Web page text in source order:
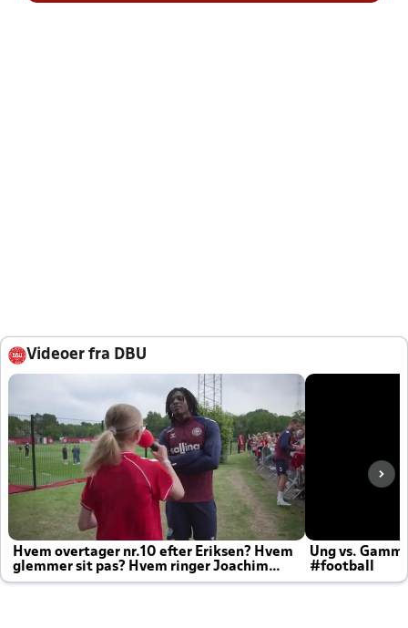
Videoer fra DBU
Hvem overtager nr.10 efter Eriksen? Hvem
glemmer sit pas? Hvem ringer Joachim
altid til efter kampe?
Ung vs.
#football